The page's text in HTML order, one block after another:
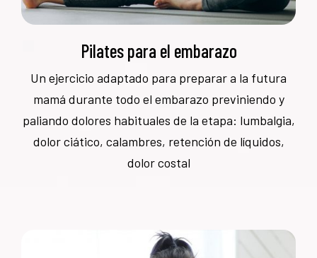
Pilates para el embarazo
Un ejercicio adaptado para preparar a la futura
mamá durante todo el embarazo previniendo y
paliando dolores habituales de la etapa: lumbalgia,
dolor ciático, calambres, retención de líquidos,
dolor costal